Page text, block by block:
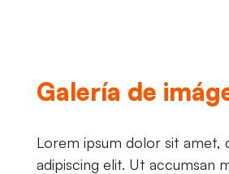
Galería de
Lorem ipsum dolor sit amet,
adipiscing elit. Ut accumsan